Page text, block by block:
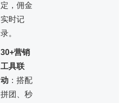
定，佣金
实时记
录。
30+营销
工具联
动 ：搭配
拼团、秒